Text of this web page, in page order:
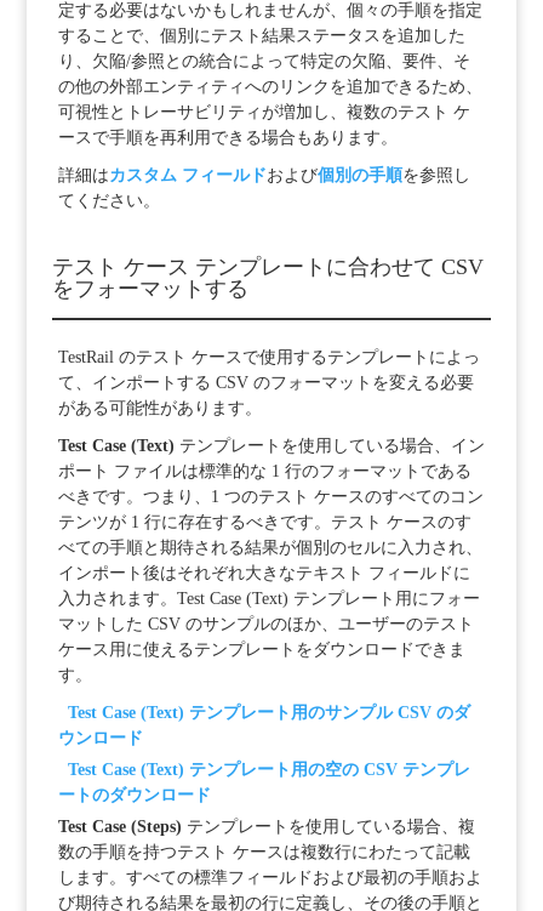
定する必要はないかもしれませんが、個々の手順を指定
することで、個別にテスト結果ステータスを追加した
り、欠陥/参照との統合によって特定の欠陥、要件、そ
の他の外部エンティティへのリンクを追加できるため、
可視性とトレーサビリティが増加し、複数のテスト ケ
ースで手順を再利用できる場合もあります。
詳細はカスタム フィールドおよび個別の手順を参照し
てください。
テスト ケース テンプレートに合わせて CSV
をフォーマットする
TestRail のテスト ケースで使用するテンプレートによっ
て、インポートする CSV のフォーマットを変える必要
がある可能性があります。
Test Case (Text) テンプレートを使用している場合、イン
ポート ファイルは標準的な 1 行のフォーマットである
べきです。つまり、1 つのテスト ケースのすべてのコン
テンツが 1 行に存在するべきです。テスト ケースのす
べての手順と期待される結果が個別のセルに入力され、
インポート後はそれぞれ大きなテキスト フィールドに
入力されます。Test Case (Text) テンプレート用にフォー
マットした CSV のサンプルのほか、ユーザーのテスト
ケース用に使えるテンプレートをダウンロードできま
す。
Test Case (Text) テンプレート用のサンプル CSV のダ
ウンロード
Test Case (Text) テンプレート用の空の CSV テンプレ
ートのダウンロード
Test Case (Steps) テンプレートを使用している場合、複
数の手順を持つテスト ケースは複数行にわたって記載
します。すべての標準フィールドおよび最初の手順およ
び期待される結果を最初の行に定義し、その後の手順と